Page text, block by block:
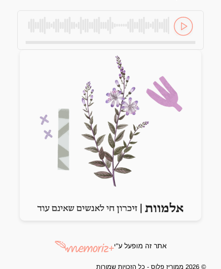
אתר זה מופעל ע"י
© 2026 ממוריז פלוס - כל הזכויות שמורות